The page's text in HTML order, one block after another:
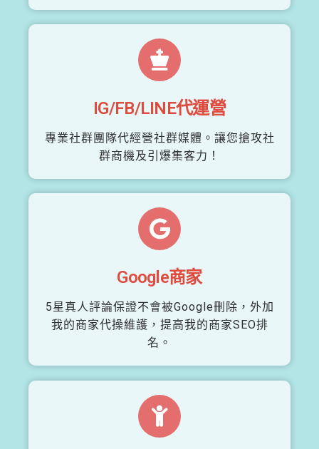
IG/FB/LINE代運營
專業社群團隊代經營社群媒體。讓您搶攻社
群商機及引爆集客力！
Google商家
5星真人評論保證不會被Google刪除，外加
我的商家代操維護，提高我的商家SEO排
名。